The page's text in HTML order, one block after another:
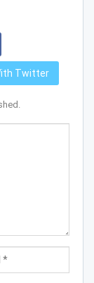
Twitter